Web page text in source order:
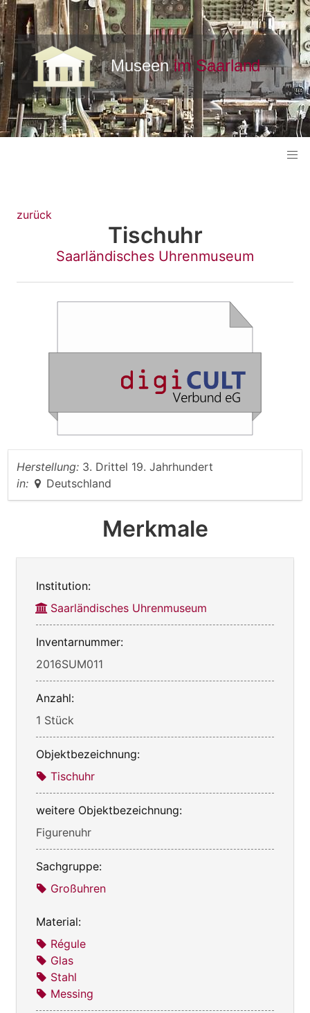
zurück
Tischuhr
Saarländisches Uhrenmuseum
Herstellung: 3. Drittel 19. Jahrhundert
in:
Deutschland
Merkmale
Institution:
Saarländisches Uhrenmuseum
Inventarnummer:
2016SUM011
Anzahl:
1 Stück
Objektbezeichnung:
Tischuhr
weitere Objektbezeichnung:
Figurenuhr
Sachgruppe:
Großuhren
Material:
Régule
Glas
Stahl
Messing